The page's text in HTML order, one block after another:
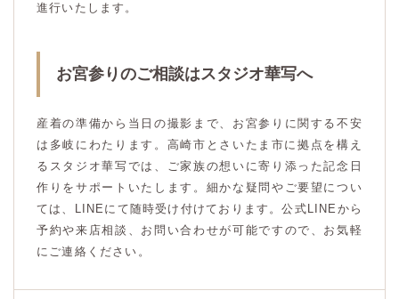
進行いたします。
お宮参りのご相談はスタジオ華写へ
産着の準備から当日の撮影まで、お宮参りに関する不安
は多岐にわたります。高崎市とさいたま市に拠点を構え
るスタジオ華写では、ご家族の想いに寄り添った記念日
作りをサポートいたします。細かな疑問やご要望につい
ては、LINEにて随時受け付けております。公式LINEから
予約や来店相談、お問い合わせが可能ですので、お気軽
にご連絡ください。